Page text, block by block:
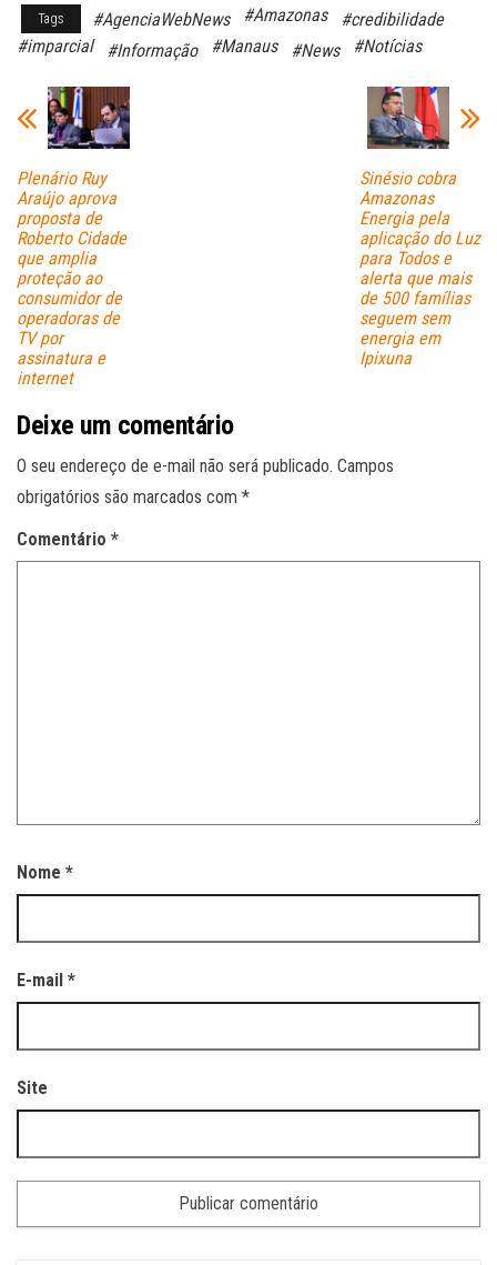
bo ts
A
pp
ail
Tags #AgenciaWebNews #Amazonas
#credibilidade
#imparcial
#Informação #Manaus #News #Notícias
Plenário Ruy
Araújo aprova
proposta de
Roberto Cidade
que amplia
proteção ao
consumidor de
operadoras de
TV por
assinatura e
internet
Sinésio cobra
Amazonas
Energia pela
aplicação do Luz
para Todos e
alerta que mais
de 500 famílias
seguem sem
energia em
Ipixuna
Deixe um comentário
O seu endereço de e-mail não será publicado. Campos
obrigatórios são marcados com *
Comentário *
Nome *
E-mail *
Site